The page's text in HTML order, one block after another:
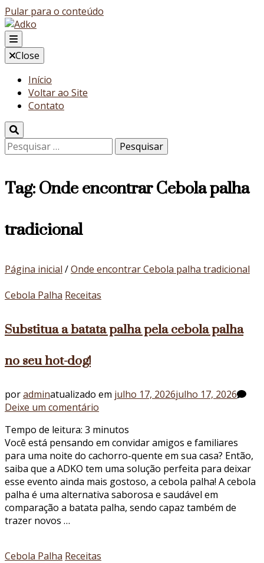
Pular para o conteúdo
Adko
Blog
Close
Início
Voltar ao Site
Contato
Pesquisar
por:
Tag:Onde encontrar Cebola palha
tradicional
Página inicial /Onde encontrar Cebola palha tradicional
Cebola Palha Receitas
Substitua a batata palha pela cebola palha
no seu hot-dog!
poradminatualizado em julho 17, 2026julho 17, 2026
Deixe um comentário
a
batata
palha
pela
cebola
palha
no
Tempo de leitura: 3 minutos
Você está pensando em convidar amigos e familiares
para uma noite do cachorro-quente em sua casa? Então,
saiba que a ADKO tem uma solução perfeita para deixar
esse evento ainda mais gostoso, a cebola palha! A cebola
palha é uma alternativa saborosa e saudável em
comparação a batata palha, sendo capaz também de
trazer novos …
Cebola Palha Receitas